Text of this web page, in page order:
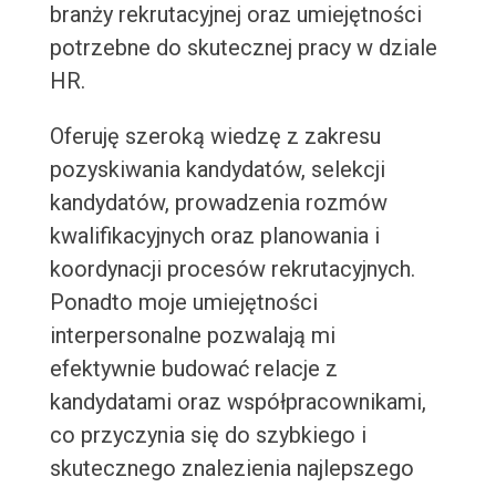
branży rekrutacyjnej oraz umiejętności
potrzebne do skutecznej pracy w dziale
HR.
Oferuję szeroką wiedzę z zakresu
pozyskiwania kandydatów, selekcji
kandydatów, prowadzenia rozmów
kwalifikacyjnych oraz planowania i
koordynacji procesów rekrutacyjnych.
Ponadto moje umiejętności
interpersonalne pozwalają mi
efektywnie budować relacje z
kandydatami oraz współpracownikami,
co przyczynia się do szybkiego i
skutecznego znalezienia najlepszego